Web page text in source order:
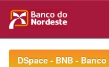
navigationDSpace - BNB -